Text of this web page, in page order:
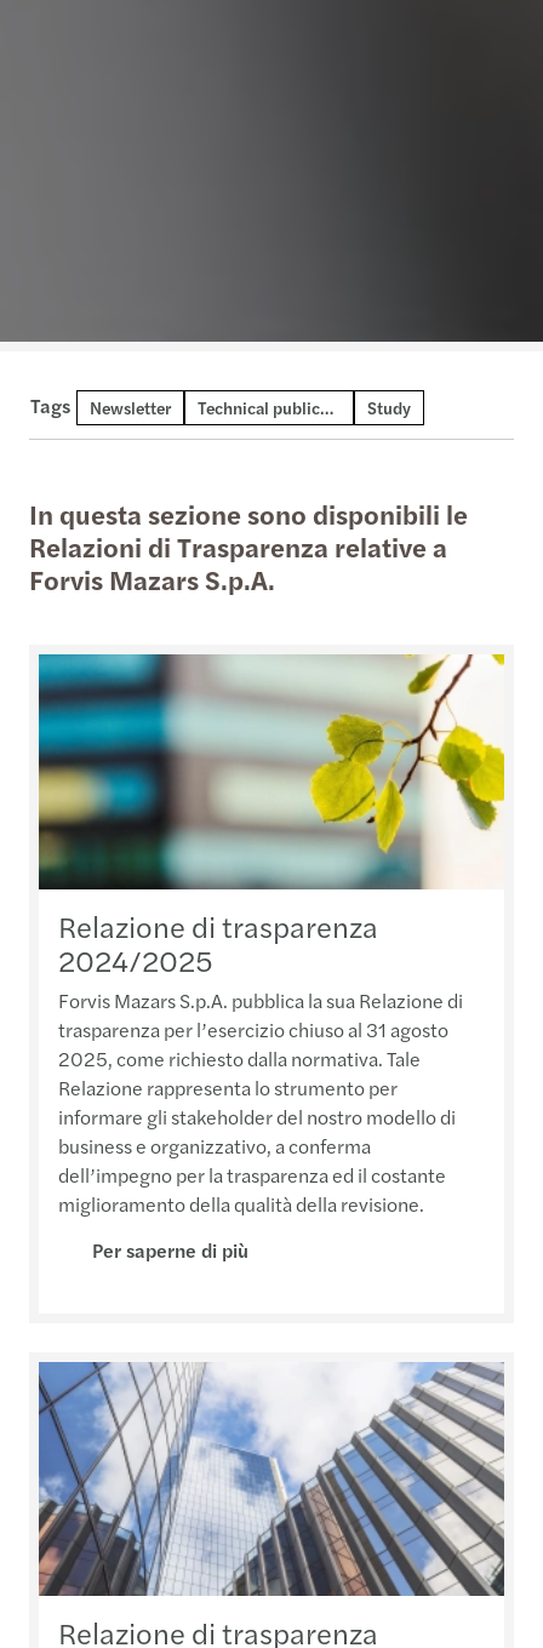
Tags Newsletter Technical publication Study
In questa sezione sono disponibili le
Relazioni di Trasparenza relative a
Forvis Mazars S.p.A.
Relazione di trasparenza
2024/2025
Forvis Mazars S.p.A. pubblica la sua Relazione di
trasparenza per l’esercizio chiuso al 31 agosto
2025, come richiesto dalla normativa. Tale
Relazione rappresenta lo strumento per
informare gli stakeholder del nostro modello di
business e organizzativo, a conferma
dell’impegno per la trasparenza ed il costante
miglioramento della qualità della revisione.
Per saperne di più
Relazione di trasparenza